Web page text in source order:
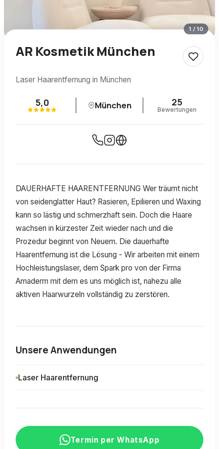
1 /10
AR Kosmetik München
Laser Haarentfernung in München
5,0 München 25
Bewertungen
DAUERHAFTE HAARENTFERNUNG Wer träumt nicht
von seidenglatter Haut? Rasieren, Epilieren und Waxing
kann so lästig und schmerzhaft sein. Doch die Haare
wachsen in kürzester Zeit wieder nach und die
Prozedur beginnt von Neuem. Die dauerhafte
Haarentfernung ist die Lösung - Wir arbeiten mit einem
Hochleistungslaser, dem Spark pro von der Firma
Amaderm mit dem es uns möglich ist, nahezu alle
aktiven Haarwurzeln vollständig zu zerstören.
Unsere Anwendungen
Laser Haarentfernung
Termin per WhatsApp